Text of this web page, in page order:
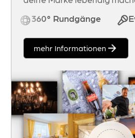
360° Rundgänge
mehr Informationen